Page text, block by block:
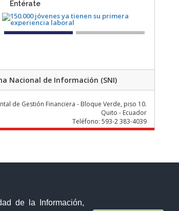
de la Información,
Entérate
Nacional de Información (SNI)
de Gestión Financiera - Bloque Verde, piso 10.
Quito - Ecuador
Teléfono: 593-2 383-4039